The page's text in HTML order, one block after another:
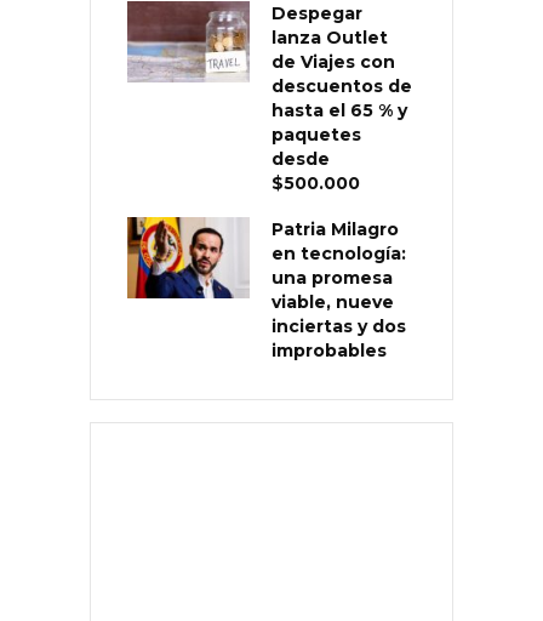
Despegar
lanza Outlet
de Viajes con
descuentos de
hasta el 65 % y
paquetes
desde
$500.000
Patria Milagro
en tecnología:
una promesa
viable, nueve
inciertas y dos
improbables